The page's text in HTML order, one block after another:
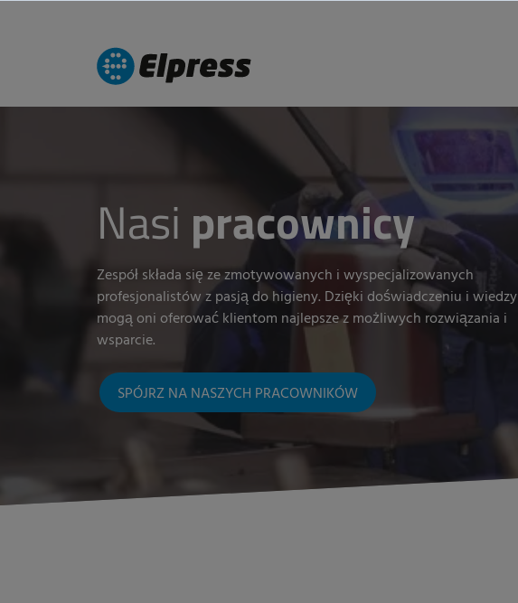
Nasi pracownicy
Zespół składa się ze zmotywowanych i wyspecjalizowanych
profesjonalistów z pasją do higieny. Dzięki doświadczeniu i wiedzy
mogą oni oferować klientom najlepsze z możliwych rozwiązania i
wsparcie.
SPÓJRZ NA NASZYCH PRACOWNIKÓW